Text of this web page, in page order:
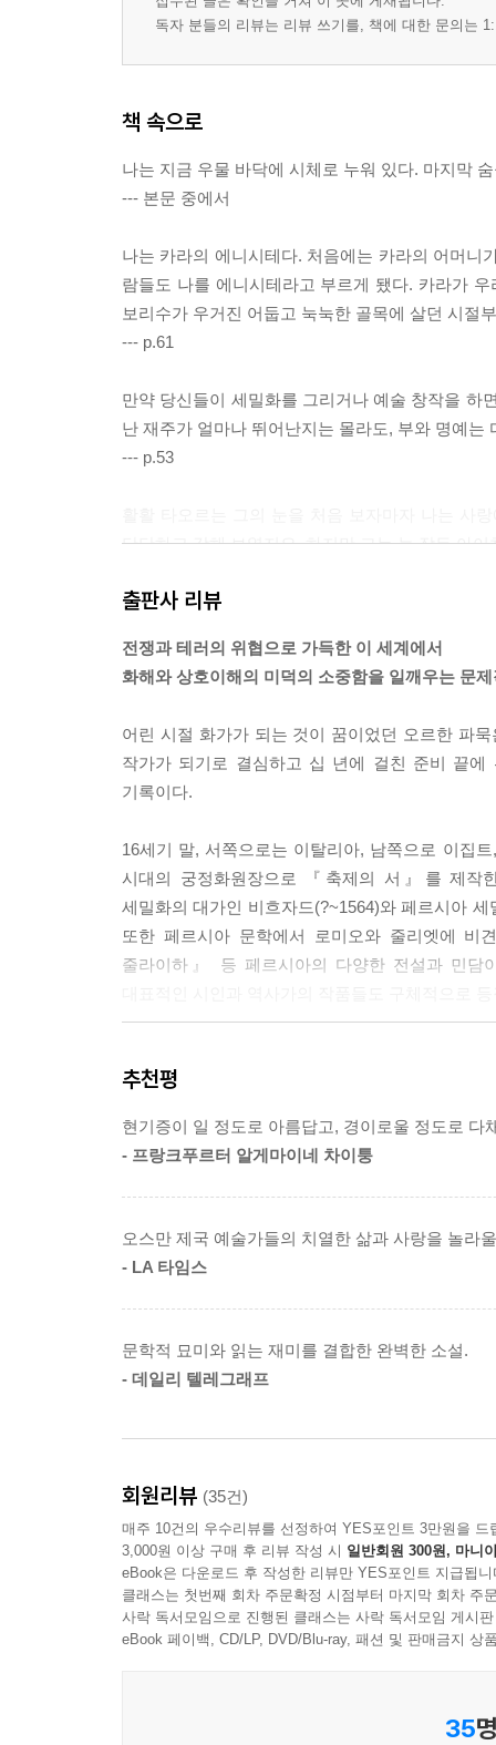
독자 분들의 리뷰는 리뷰 쓰기를, 책에 대한 문의는
책 속으로
나는 지금 우물 바닥에 시체로 누워 있다. 마지막
--- 본문 중에서
나는 카라의 에니시테다. 처음에는 카라의 어머니
람들도 나를 에니시테라고 부르게 됐다. 카라가
보리수가 우거진 어둡고 눅눅한 골목에 살던 시절
--- p.61
만약 당신들이 세밀화를 그리거나 예술 창작을 하
난 재주가 얼마나 뛰어난지는 몰라도, 부와 명예는
--- p.53
단단하고 강해 보였지요. 하지만 그는 늘 잠든 아
음에 대한 답은 여전히 잘 모르겠습니다. 서로 불
저는 아주 궁금하답니다.
“색의 의미는 그것이 우리 앞에 있다는 뜻이며, 그
출판사 리뷰
전쟁과 테러의 위협으로 가득한 이 세계에서
화해와 상호이해의 미덕의 소중함을 일깨우는 문제
어린 시절 화가가 되는 것이 꿈이었던 오르한 파
작가가 되기로 결심하고 십 년에 걸친 준비 끝
기록이다.
16세기 말, 서쪽으로는 이탈리아, 남쪽으로 이집
시대의 궁정화원장으로 『축제의 서』를 제작
세밀화의 대가인 비흐자드(?~1564)와 페르시아
또한 페르시아 문학에서 로미오와 줄리엣에
줄라이하』 등 페르시아의 다양한 전설과 민담
사이의 갈등은 근본적으로 시대성을 띠며, 문명
예술론과 '작가 의식'이 싹튼 이후의 예술, 즉 개
치닫는 과정을 지켜보노라면, 이 소설이 왜 오늘
문명은 언제나 새로운 것들과 충돌하면서 섞이
과정이었다. 『내 이름은 빨강』은 이런 거시
신념을 지키기 위해 무엇을 희생하는지, 그 과정
추천평
현기증이 일 정도로 아름답고, 경이로울 정도로 다
- 프랑크푸르터 알게마이네 차이퉁
오스만 제국 예술가들의 치열한 삶과 사랑을 놀라
- LA 타임스
문학적 묘미와 읽는 재미를 결합한 완벽한 소설.
- 데일리 텔레그래프
회원리뷰 (35건)
매주 10건의 우수리뷰를 선정하여 YES포인트 3만원을 드
3,000원 이상 구매 후 리뷰 작성 시 일반회원 300원, 마니
eBook은 다운로드 후 작성한 리뷰만 YES포인트 지급됩니
클래스는 첫번째 회차 주문확정 시점부터 마지막 회차 주
사락 독서모임으로 진행된 클래스는 사락 독서모임 게시
eBook 페이백, CD/LP, DVD/Blu-ray, 패션 및 판매금지 상
35